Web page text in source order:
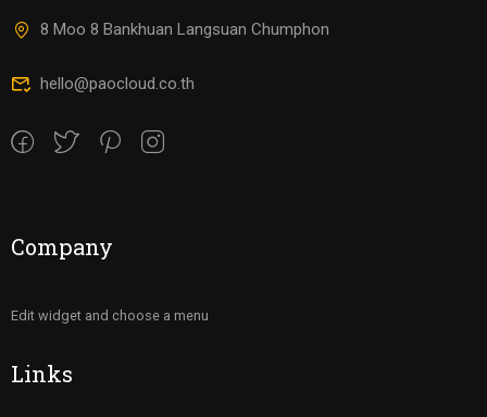
8 Moo 8 Bankhuan Langsuan Chumphon
hello@paocloud.co.th
Company
Edit widget and choose a menu
Links